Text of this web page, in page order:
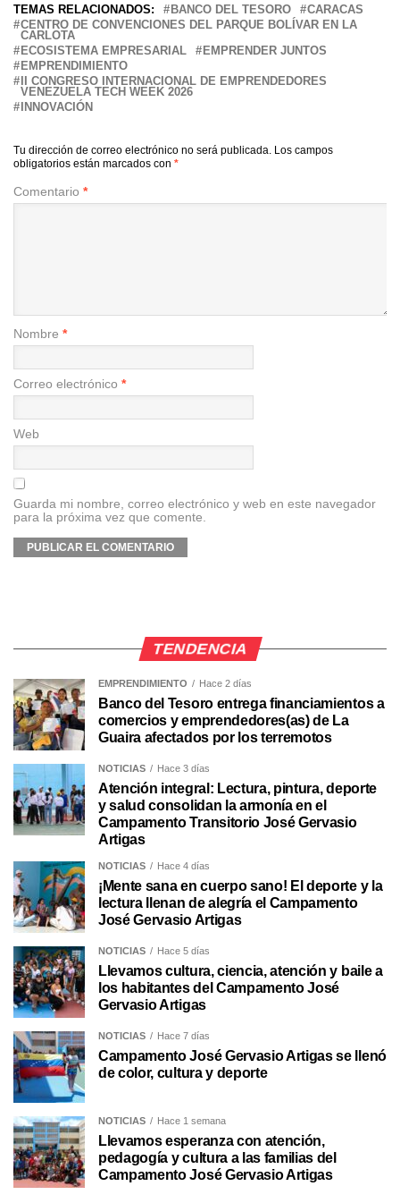
TEMAS RELACIONADOS: BANCO DEL TESORO
CARACAS
CENTRO DE CONVENCIONES DEL PARQUE BOLÍVAR EN LA
CARLOTA
ECOSISTEMA EMPRESARIAL
EMPRENDER JUNTOS
EMPRENDIMIENTO
II CONGRESO INTERNACIONAL DE EMPRENDEDORES
VENEZUELA TECH WEEK 2026
INNOVACIÓN
Tu dirección de correo electrónico no será publicada. Los campos
obligatorios están marcados con *
Comentario *
Nombre *
Correo electrónico *
Web
Guarda mi nombre, correo electrónico y web en este navegador
para la próxima vez que comente.
TENDENCIA
EMPRENDIMIENTO Hace 2 días
Banco del Tesoro entrega financiamientos a
comercios y emprendedores(as) de La
Guaira afectados por los terremotos
NOTICIAS Hace 3 días
Atención integral: Lectura, pintura, deporte
y salud consolidan la armonía en el
Campamento Transitorio José Gervasio
Artigas
NOTICIAS Hace 4 días
¡Mente sana en cuerpo sano! El deporte y la
lectura llenan de alegría el Campamento
José Gervasio Artigas
NOTICIAS Hace 5 días
Llevamos cultura, ciencia, atención y baile a
los habitantes del Campamento José
Gervasio Artigas
NOTICIAS Hace 7 días
Campamento José Gervasio Artigas se llenó
de color, cultura y deporte
NOTICIAS Hace 1 semana
Llevamos esperanza con atención,
pedagogía y cultura a las familias del
Campamento José Gervasio Artigas